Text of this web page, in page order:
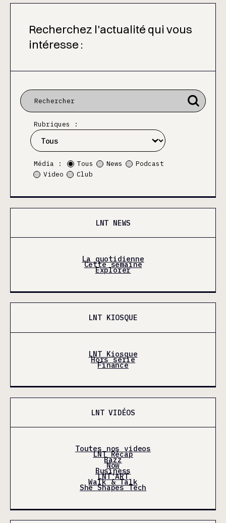
Recherchez l'actualité qui vous
intéresse :
Rubriques :
Média : Tous News
Podcast
Video
Club
LNT NEWS
La quotidienne
Cette semaine
Explorer
LNT KIOSQUE
LNT Kiosque
Hors série
Finance
LNT VIDÉOS
Toutes nos videos
LNT Récap
Bazz
Now
Business
LNT'ART
Walk & Talk
She Shapes Tech